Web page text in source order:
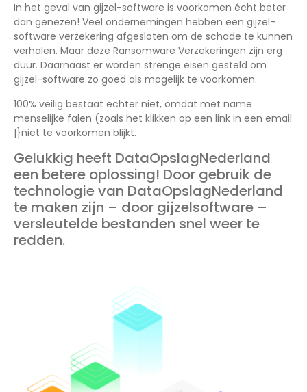
In het geval van gijzel-software is voorkomen écht beter
dan genezen! Veel ondernemingen hebben een gijzel-
software verzekering afgesloten om de schade te kunnen
verhalen. Maar deze Ransomware Verzekeringen zijn erg
duur. Daarnaast er worden strenge eisen gesteld om
gijzel-software zo goed als mogelijk te voorkomen.
100% veilig bestaat echter niet, omdat met name
menselijke falen (zoals het klikken op een link in een email
|}niet te voorkomen blijkt.
Gelukkig heeft DataOpslagNederland
een betere oplossing! Door gebruik de
technologie van DataOpslagNederland
te maken zijn – door gijzelsoftware –
versleutelde bestanden snel weer te
redden.